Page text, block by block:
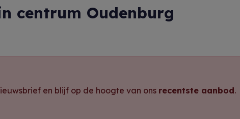
centrum Oudenburg
en blijf op de hoogte van ons recentste aanbod.